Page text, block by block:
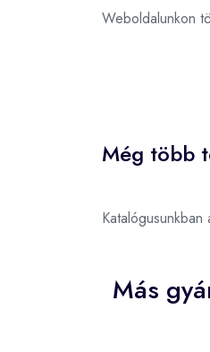
Weboldalunkon
Még több
Más